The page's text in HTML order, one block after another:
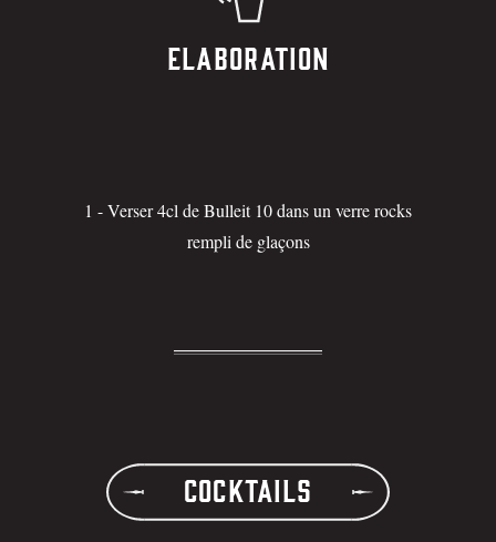
Elaboration
1 - Verser 4cl de Bulleit 10 dans un verre rocks
rempli de glaçons
Cocktails